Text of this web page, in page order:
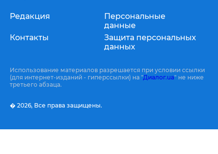
Редакция
Контакты
Персональные
данные
Защита персональных
данных
Использование материалов разрешается при условии ссылки
(для интернет-изданий - гиперссылки) на "Диалог.ua" не ниже
третьего абзаца.
� 2026, Все права защищены.